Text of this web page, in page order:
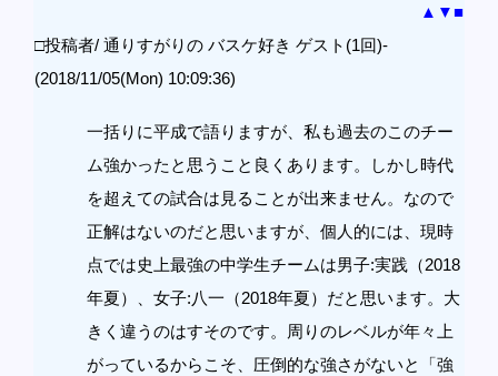
▲ ▼■
□投稿者/ 通りすがりの バスケ好き ゲスト(1回)-
(2018/11/05(Mon) 10:09:36)
一括りに平成で語りますが、私も過去のこのチー
ム強かったと思うこと良くあります。しかし時代
を超えての試合は見ることが出来ません。なので
正解はないのだと思いますが、個人的には、現時
点では史上最強の中学生チームは男子:実践（2018
年夏）、女子:八一（2018年夏）だと思います。大
きく違うのはすそのです。周りのレベルが年々上
がっているからこそ、圧倒的な強さがないと「強